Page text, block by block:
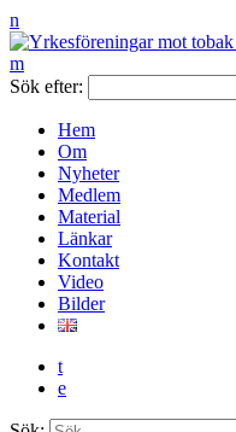
n
m
Sök efter:
Hem
Om
Nyheter
Medlem
Material
Länkar
Kontakt
Video
Bilder
t
e